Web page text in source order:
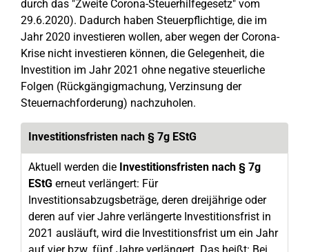
durch das "Zweite Corona-Steuerhilfegesetz" vom
29.6.2020). Dadurch haben Steuerpflichtige, die im
Jahr 2020 investieren wollen, aber wegen der Corona-
Krise nicht investieren können, die Gelegenheit, die
Investition im Jahr 2021 ohne negative steuerliche
Folgen (Rückgängigmachung, Verzinsung der
Steuernachforderung) nachzuholen.
Investitionsfristen nach § 7g EStG
Aktuell werden die Investitionsfristen nach § 7g
EStG erneut verlängert: Für
Investitionsabzugsbeträge, deren dreijährige oder
deren auf vier Jahre verlängerte Investitionsfrist in
2021 ausläuft, wird die Investitionsfrist um ein Jahr